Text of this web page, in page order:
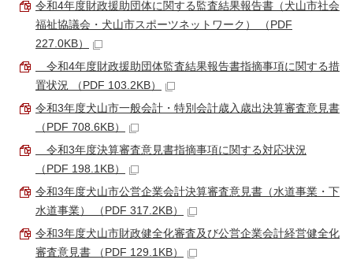
令和4年度財政援助団体に関する監査結果報告書（犬山市社会
福祉協議会・犬山市スポーツネットワーク） （PDF
227.0KB）
令和4年度財政援助団体監査結果報告書指摘事項に関する措
置状況 （PDF 103.2KB）
令和3年度犬山市一般会計・特別会計歳入歳出決算審査意見書
（PDF 708.6KB）
令和3年度決算審査意見書指摘事項に関する対応状況
（PDF 198.1KB）
令和3年度犬山市公営企業会計決算審査意見書（水道事業・下
水道事業） （PDF 317.2KB）
令和3年度犬山市財政健全化審査及び公営企業会計経営健全化
審査意見書 （PDF 129.1KB）